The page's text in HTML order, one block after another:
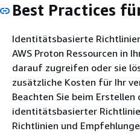
Best Practices
Identitätsbasierte
AWS Proton Ressourcen in
darauf zugreifen oder sie
zusätzliche Kosten für Ihr
Beachten Sie beim Erstellen
identitätsbasierter
Richtlinien und